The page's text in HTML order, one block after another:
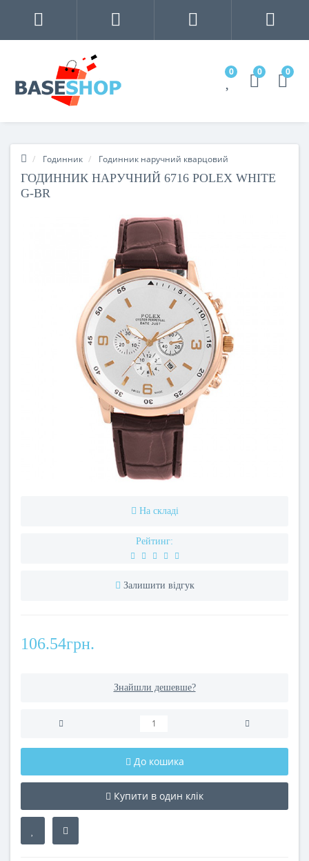
0 0 0
Годинник Годинник наручний кварцовий
ГОДИННИК НАРУЧНИЙ 6716 POLEX WHITE
G-BR
На складі
Рейтинг:
Залишити відгук
106.54грн.
Знайшли дешевше?
До кошика
Купити в один клік